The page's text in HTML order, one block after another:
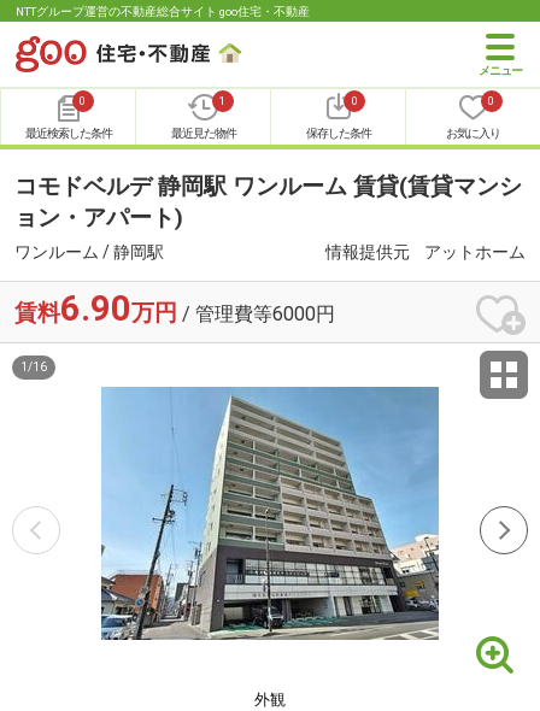
NTTグループ運営の不動産総合サイト goo住宅・不動産
0
最近検索した条件
1
最近見た物件
0
保存した条件
0
お気に入り
コモドベルデ 静岡駅 ワンルーム 賃貸(賃貸マンシ
ョン・アパート)
ワンルーム / 静岡駅 情報提供元 アットホーム
賃料6.90万円 / 管理費等6000円
外観
1 /16